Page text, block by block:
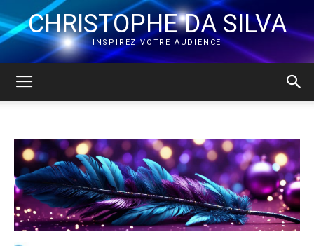
CHRISTOPHE DA SILVA
INSPIREZ VOTRE AUDIENCE